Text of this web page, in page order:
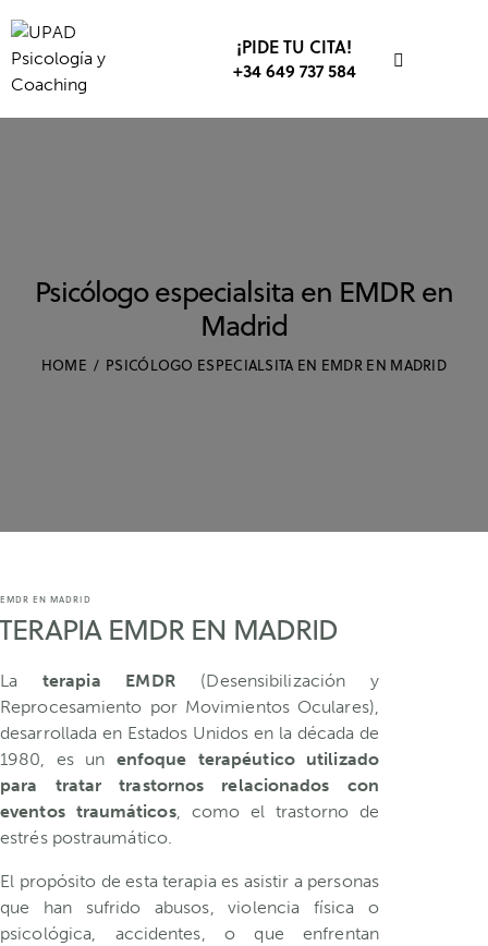
¡PIDE TU CITA!
+34 649 737 584
Psicólogo especialsita en EMDR en
Madrid
HOME PSICÓLOGO ESPECIALSITA EN EMDR EN MADRID
EMDR EN MADRID
TERAPIA EMDR EN MADRID
La terapia EMDR (Desensibilización y
Reprocesamiento por Movimientos Oculares),
desarrollada en Estados Unidos en la década de
1980, es un enfoque terapéutico utilizado
para tratar trastornos relacionados con
eventos traumáticos, como el trastorno de
estrés postraumático.
El propósito de esta terapia es asistir a personas
que han sufrido abusos, violencia física o
psicológica, accidentes, o que enfrentan